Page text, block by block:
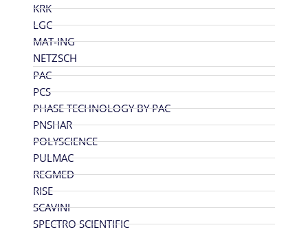
KRK
LGC
MAT-ING
NETZSCH
PAC
PCS
PHASE TECHNOLOGY BY PAC
PNSHAR
POLYSCIENCE
PULMAC
REGMED
RISE
SCAVINI
SPECTRO SCIENTIFIC